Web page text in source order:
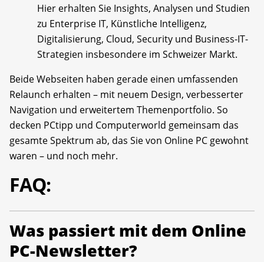
Hier erhalten Sie Insights, Analysen und Studien
zu Enterprise IT, Künstliche Intelligenz,
Digitalisierung, Cloud, Security und Business-IT-
Strategien insbesondere im Schweizer Markt.
Beide Webseiten haben gerade einen umfassenden
Relaunch erhalten – mit neuem Design, verbesserter
Navigation und erweitertem Themenportfolio. So
decken PCtipp und Computerworld gemeinsam das
gesamte Spektrum ab, das Sie von Online PC gewohnt
waren – und noch mehr.
FAQ:
Was passiert mit dem Online
PC-Newsletter?